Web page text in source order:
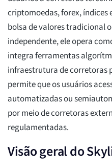
criptomoedas, forex, índices
bolsa de valores tradicional
independente, ele opera
integra ferramentas
infraestrutura de corretoras
permite que os usuários
automatizadas ou
por meio de corretoras
regulamentadas.
Visão geral do